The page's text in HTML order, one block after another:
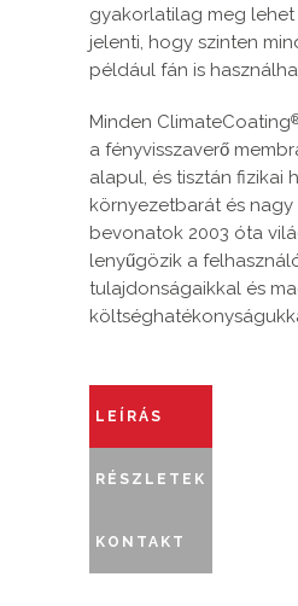
gyakorlatilag meg lehet
jelenti, hogy szinten
például fán is
Minden ClimateCoating
a fényvisszaverő
alapul, és tisztán fizikai
környezetbarát és nagy
bevonatok 2003 óta
lenyűgözik a
tulajdonságaikkal és
LEÍRÁS
RÉSZLETEK
KONTAKT